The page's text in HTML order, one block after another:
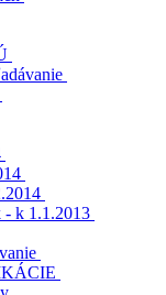
- k 1.1.2013